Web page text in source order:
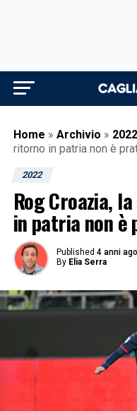
Home » Archivio » 2022
ritorno in patria non è
2022
Rog Croazia,
in patria non
Published 4 anni ago
By Elia Serra